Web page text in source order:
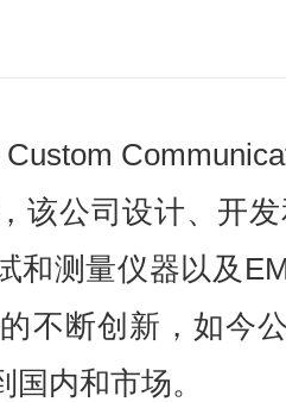
该公司设计、开
和测量仪器以及
不断创新，如今
内和市场。